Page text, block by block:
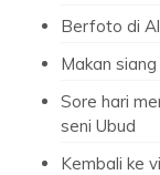
Berfoto di
Makan
Sore hari
seni Ubud
Kembali ke